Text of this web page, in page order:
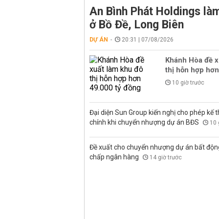
An Bình Phát Holdings
ở Bồ Đề, Long Biên
DỰ ÁN 20:31 | 07/08/2026
Khánh Hòa đề
thị hỗn hợp
10 giờ trước
Đại diện Sun Group kiến nghị cho phép kế
chính khi chuyển nhượng dự án BĐS
10
Đề xuất cho chuyển nhượng dự án bất
chấp ngân hàng
14 giờ trước